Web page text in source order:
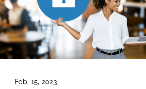
Feb. 15, 2023